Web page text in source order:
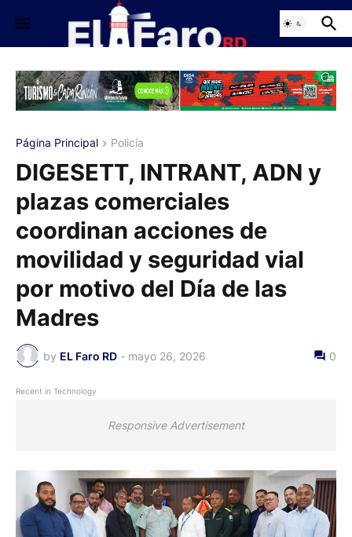
Página Principal Policía
DIGESETT, INTRANT, ADN y
plazas comerciales
coordinan acciones de
movilidad y seguridad vial
por motivo del Día de las
Madres
by EL Faro RD - mayo 26, 2026 0
Recent in Technology
Responsive Advertisement